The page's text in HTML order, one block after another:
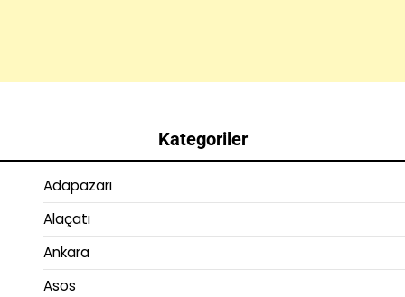
Kategoriler
Adapazarı
Alaçatı
Ankara
Asos